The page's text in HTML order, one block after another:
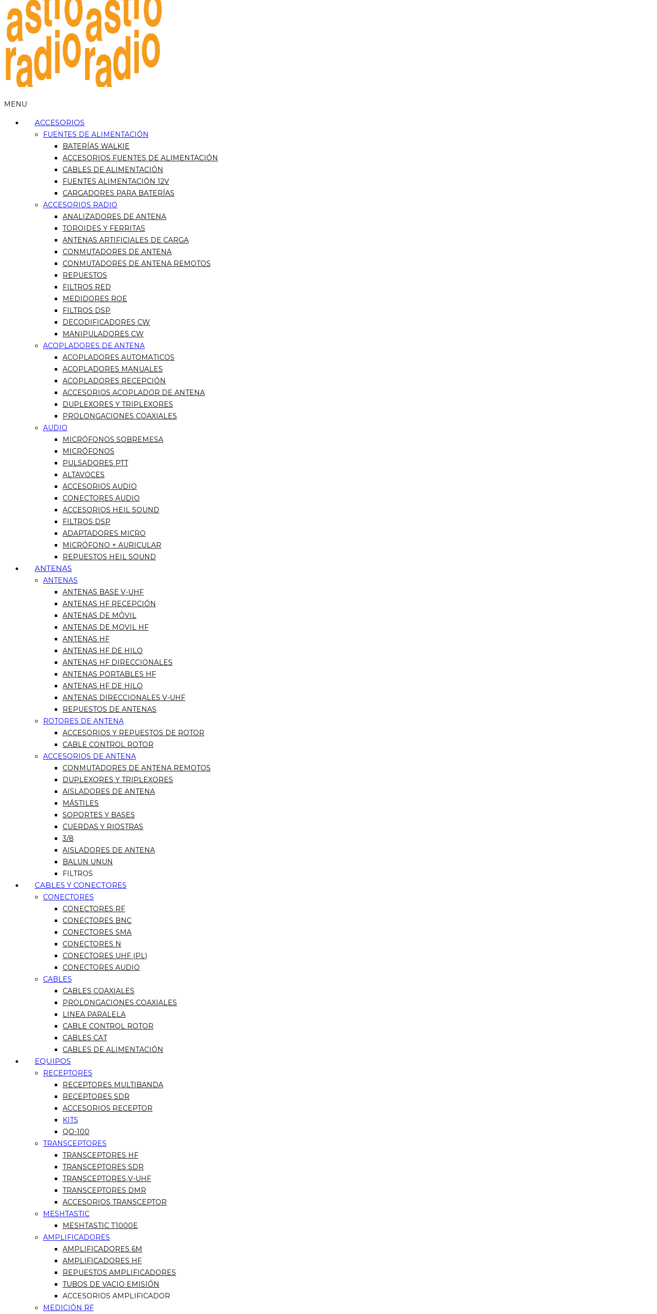
MENU
ACCESORIOS
FUENTES DE ALIMENTACIÓN
BATERÍAS WALKIE
ACCESORIOS FUENTES DE ALIMENTACIÓN
CABLES DE ALIMENTACIÓN
FUENTES ALIMENTACIÓN 12V
CARGADORES PARA BATERÍAS
ACCESORIOS RADIO
ANALIZADORES DE ANTENA
TOROIDES Y FERRITAS
ANTENAS ARTIFICIALES DE CARGA
CONMUTADORES DE ANTENA
CONMUTADORES DE ANTENA REMOTOS
REPUESTOS
FILTROS RED
MEDIDORES ROE
FILTROS DSP
DECODIFICADORES CW
MANIPULADORES CW
ACOPLADORES DE ANTENA
ACOPLADORES AUTOMATICOS
ACOPLADORES MANUALES
ACOPLADORES RECEPCIÓN
ACCESORIOS ACOPLADOR DE ANTENA
DUPLEXORES Y TRIPLEXORES
PROLONGACIONES COAXIALES
AUDIO
MICRÓFONOS SOBREMESA
MICRÓFONOS
PULSADORES PTT
ALTAVOCES
ACCESORIOS AUDIO
CONECTORES AUDIO
ACCESORIOS HEIL SOUND
FILTROS DSP
ADAPTADORES MICRO
MICRÓFONO + AURICULAR
REPUESTOS HEIL SOUND
ANTENAS
ANTENAS
ANTENAS BASE V-UHF
ANTENAS HF RECEPCIÓN
ANTENAS DE MÓVIL
ANTENAS DE MOVIL HF
ANTENAS HF
ANTENAS HF DE HILO
ANTENAS HF DIRECCIONALES
ANTENAS PORTABLES HF
ANTENAS HF DE HILO
ANTENAS DIRECCIONALES V-UHF
REPUESTOS DE ANTENAS
ROTORES DE ANTENA
ACCESORIOS Y REPUESTOS DE ROTOR
CABLE CONTROL ROTOR
ACCESORIOS DE ANTENA
CONMUTADORES DE ANTENA REMOTOS
DUPLEXORES Y TRIPLEXORES
AISLADORES DE ANTENA
MÁSTILES
SOPORTES Y BASES
CUERDAS Y RIOSTRAS
3/8
AISLADORES DE ANTENA
BALUN UNUN
FILTROS
CABLES Y CONECTORES
CONECTORES
CONECTORES RF
CONECTORES BNC
CONECTORES SMA
CONECTORES N
CONECTORES UHF (PL)
CONECTORES AUDIO
CABLES
CABLES COAXIALES
PROLONGACIONES COAXIALES
LINEA PARALELA
CABLE CONTROL ROTOR
CABLES CAT
CABLES DE ALIMENTACIÓN
EQUIPOS
RECEPTORES
RECEPTORES MULTIBANDA
RECEPTORES SDR
ACCESORIOS RECEPTOR
KITS
QO-100
TRANSCEPTORES
TRANSCEPTORES HF
TRANSCEPTORES SDR
TRANSCEPTORES V-UHF
TRANSCEPTORES DMR
ACCESORIOS TRANSCEPTOR
MESHTASTIC
MESHTASTIC T1000E
AMPLIFICADORES
AMPLIFICADORES 6M
AMPLIFICADORES HF
REPUESTOS AMPLIFICADORES
TUBOS DE VACIO EMISIÓN
ACCESORIOS AMPLIFICADOR
MEDICIÓN RF